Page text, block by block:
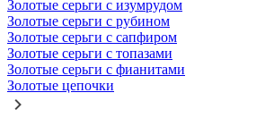
Золотые серьги с изумрудом
Золотые серьги с рубином
Золотые серьги с сапфиром
Золотые серьги с топазами
Золотые серьги с фианитами
Золотые цепочки